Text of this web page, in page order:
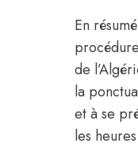
En
de
la
et à se
les